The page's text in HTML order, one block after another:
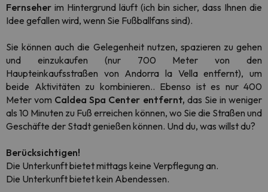
Fernseher im Hintergrund läuft (ich bin sicher, dass Ihnen die
Idee gefallen wird, wenn Sie Fußballfans sind).
Sie können auch die Gelegenheit nutzen, spazieren zu gehen
und einzukaufen (nur 700 Meter von den
Haupteinkaufsstraßen von Andorra la Vella entfernt), um
beide Aktivitäten zu kombinieren.. Ebenso ist es nur 400
Meter vom Caldea Spa Center entfernt, das Sie in weniger
als 10 Minuten zu Fuß erreichen können, wo Sie die Straßen und
Geschäfte der Stadt genießen können. Und du, was willst du?
Berücksichtigen!
Die Unterkunft bietet mittags keine Verpflegung an.
Die Unterkunft bietet kein Abendessen.